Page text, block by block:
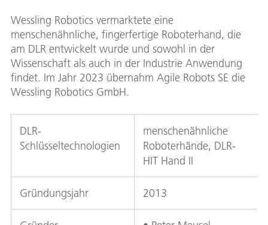
Wessling Robotics vermarktete eine
menschenähnliche, fingerfertige Roboterhand, die
am DLR entwickelt wurde und sowohl in der
Wissenschaft als auch in der Industrie Anwendung
findet. Im Jahr 2023 übernahm Agile Robots SE die
Wessling Robotics GmbH.
DLR-
Schlüsseltechnologien
menschenähnliche
Roboterhände, DLR-
HIT Hand II
Gründungsjahr 2013